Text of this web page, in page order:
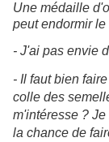
Une médaille
peut endormir le
- J'ai pas envie
- Il faut bien
colle des
m'intéresse ?
la chance de